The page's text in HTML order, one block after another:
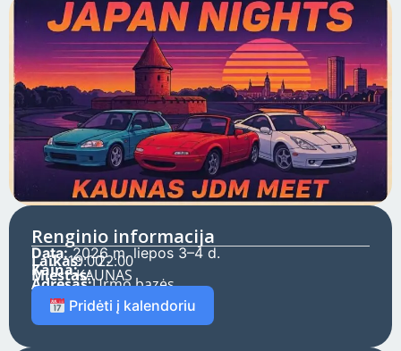
Renginio informacija
Data:2026 m. liepos 3–4 d.
Laikas:19:00 -22:00
Kaina:
Miestas:KAUNAS
Adresas:Urmo bazės
Pridėti į kalendoriu